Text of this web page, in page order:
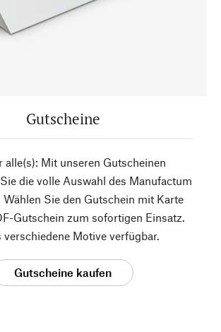
Gutscheine
alle(s): Mit unseren Gutscheinen
die volle Auswahl des Manufactum
Sie den Gutschein mit Karte
Gutschein zum sofortigen Einsatz.
verschiedene Motive verfügbar.
Gutscheine kaufen